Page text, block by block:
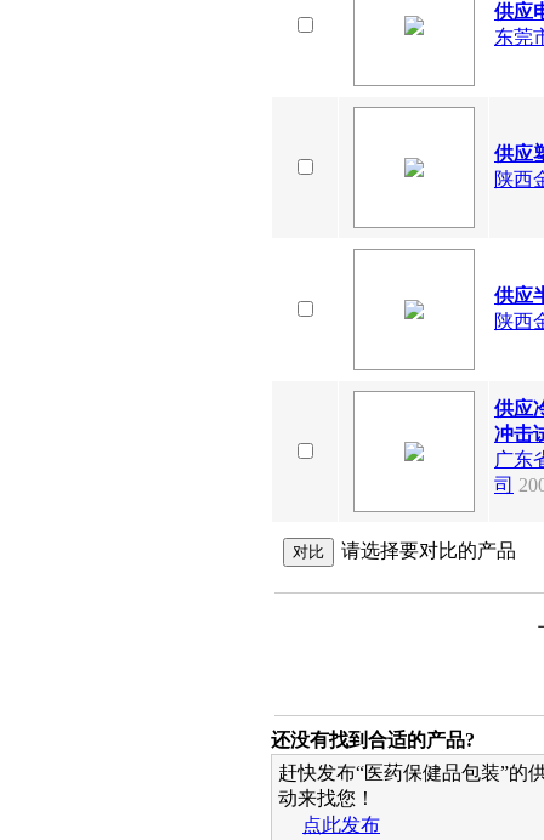
供应
东莞
供应
陕西
供应
陕西
供应
冲击
广东
司
请选择要对比的产品
还没有找到合适的产品?
赶快发布“医药保健品包装”的
动来找您！
点此发布